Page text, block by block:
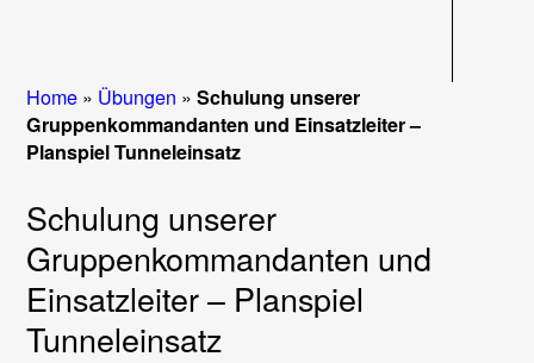
Home » Übungen »Schulung unserer
Gruppenkommandanten und Einsatzleiter –
Planspiel Tunneleinsatz
Schulung unserer
Gruppenkommandanten und
Einsatzleiter – Planspiel
Tunneleinsatz